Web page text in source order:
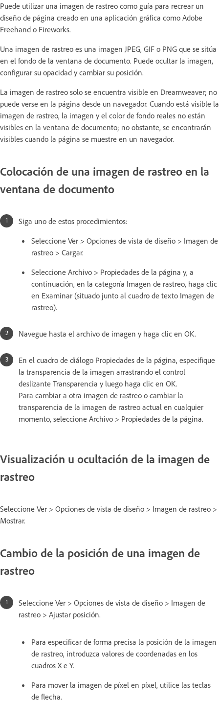
Puede utilizar una imagen de rastreo como guía para recrear un
diseño de página creado en una aplicación gráfica como Adobe
Freehand o Fireworks.
Una imagen de rastreo es una imagen JPEG, GIF o PNG que se sitúa
en el fondo de la ventana de documento. Puede ocultar la imagen,
configurar su opacidad y cambiar su posición.
La imagen de rastreo solo se encuentra visible en Dreamweaver; no
puede verse en la página desde un navegador. Cuando está visible la
imagen de rastreo, la imagen y el color de fondo reales no están
visibles en la ventana de documento; no obstante, se encontrarán
visibles cuando la página se muestre en un navegador.
Colocación de una imagen de rastreo en la
ventana de documento
Siga uno de estos procedimientos:
Seleccione Ver > Opciones de vista de diseño > Imagen de
rastreo > Cargar.
Seleccione Archivo > Propiedades de la página y, a
continuación, en la categoría Imagen de rastreo, haga clic
en Examinar (situado junto al cuadro de texto Imagen de
rastreo).
Navegue hasta el archivo de imagen y haga clic en OK.
En el cuadro de diálogo Propiedades de la página, especifique
la transparencia de la imagen arrastrando el control
deslizante Transparencia y luego haga clic en OK.
Para cambiar a otra imagen de rastreo o cambiar la
transparencia de la imagen de rastreo actual en cualquier
momento, seleccione Archivo > Propiedades de la página.
Visualización u ocultación de la imagen de
rastreo
Seleccione Ver > Opciones de vista de diseño > Imagen de rastreo >
Mostrar.
Cambio de la posición de una imagen de
rastreo
Seleccione Ver > Opciones de vista de diseño > Imagen de
rastreo > Ajustar posición.
Para especificar de forma precisa la posición de la imagen
de rastreo, introduzca valores de coordenadas en los
cuadros X e Y.
Para mover la imagen de píxel en píxel, utilice las teclas
de flecha.